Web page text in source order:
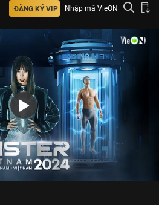
ĐĂNG KÝ VIP Nhập mã VieON